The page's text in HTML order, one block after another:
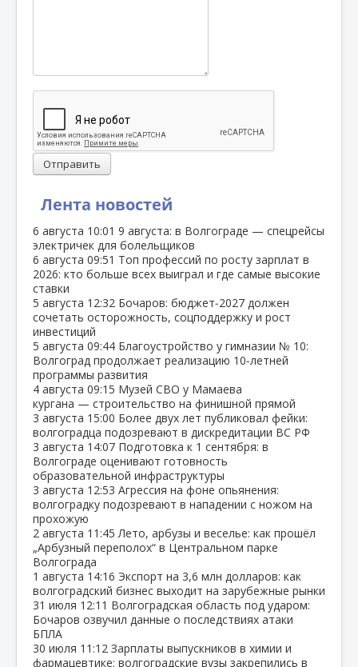
Лента новостей
6 августа 10:01 9 августа: в Волгограде — спецрейсы
электричек для болельщиков
6 августа 09:51 Топ профессий по росту зарплат в
2026: кто больше всех выиграл и где самые высокие
ставки
5 августа 12:32 Бочаров: бюджет‑2027 должен
сочетать осторожность, соцподдержку и рост
инвестиций
5 августа 09:44 Благоустройство у гимназии № 10:
Волгоград продолжает реализацию 10‑летней
программы развития
4 августа 09:15 Музей СВО у Мамаева
кургана — строительство на финишной прямой
3 августа 15:00 Более двух лет публиковал фейки:
волгоградца подозревают в дискредитации ВС РФ
3 августа 14:07 Подготовка к 1 сентября: в
Волгограде оценивают готовность
образовательной инфраструктуры
3 августа 12:53 Агрессия на фоне опьянения:
волгоградку подозревают в нападении с ножом на
прохожую
2 августа 11:45 Лето, арбузы и веселье: как прошёл
„Арбузный переполох“ в Центральном парке
Волгограда
1 августа 14:16 Экспорт на 3,6 млн долларов: как
волгоградский бизнес выходит на зарубежные рынки
31 июля 12:11 Волгоградская область под ударом:
Бочаров озвучил данные о последствиях атаки
БПЛА
30 июля 11:12 Зарплаты выпускников в химии и
фармацевтике: волгоградские вузы закрепились в
Отправить